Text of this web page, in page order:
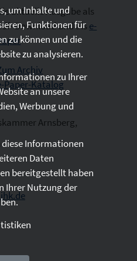
aktuelle Ausgabe als
Downloadund als e-
Archiv
Paper-Katalog
Arnsberg,
um Inhalte und
Funktionen für
zu können und die
zu analysieren.
zu Ihrer
an unsere
Werbung und
Informationen
Daten
bereitgestellt haben
Ihrer Nutzung der